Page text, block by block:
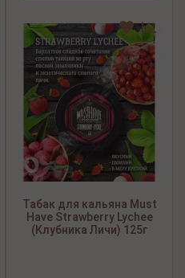
Табак для кальяна Must
Have Strawberry Lychee
(Клубника Личи) 125г